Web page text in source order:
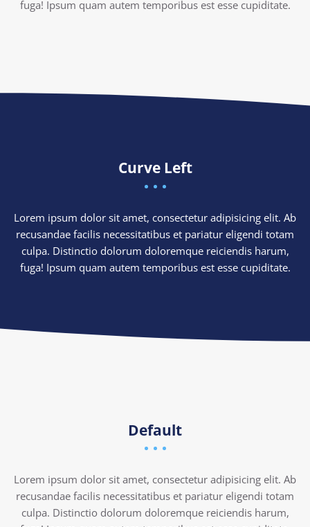
fuga! Ipsum quam autem temporibus est esse cupiditate.
Curve Left
Lorem ipsum dolor sit amet, consectetur adipisicing elit. Ab
recusandae facilis necessitatibus et pariatur eligendi totam
culpa. Distinctio dolorum doloremque reiciendis harum,
fuga! Ipsum quam autem temporibus est esse cupiditate.
Default
Lorem ipsum dolor sit amet, consectetur adipisicing elit. Ab
recusandae facilis necessitatibus et pariatur eligendi totam
culpa. Distinctio dolorum doloremque reiciendis harum,